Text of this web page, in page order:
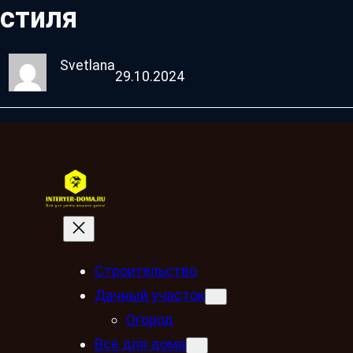
стиля
Svetlana
29.10.2024
Строительство
Дачный участок
Огород
Всё для дома